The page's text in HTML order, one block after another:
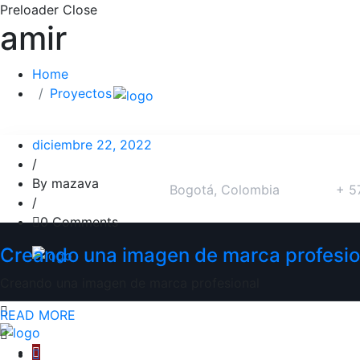
Preloader Close
Bogotá, Colombia
+
amir
Home
Proyectos
diciembre 22, 2022
/
By mazava
/
0 Comments
Creando una imagen de marca
READ MORE